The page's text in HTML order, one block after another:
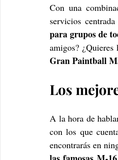
Con una
servicios
para grupos de
Gran Paintball
Los
A la hora de
con los que
encontrarás en